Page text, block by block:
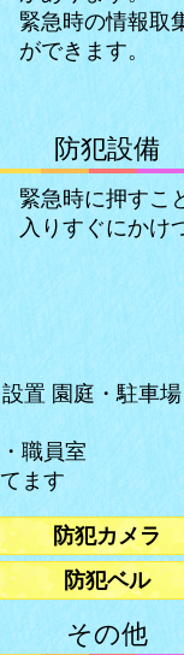
緊急時の情報取
ができます。
防犯設備
緊急時に押すこ
入りすぐにかけ
置 園庭・駐車
職員室
ます
防犯カメラ
防犯ベル
その他